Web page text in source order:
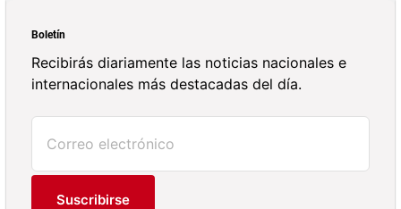
Boletín
Recibirás diariamente las noticias nacionales e
internacionales más destacadas del día.
Suscribirse